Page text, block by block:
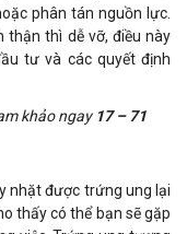
phân tán nguồn lực.
thận thì dễ vỡ, điều này
tư và các quyết định
khảo ngay 17 – 71
nhặt được trứng ung lại
thấy có thể bạn sẽ gặp